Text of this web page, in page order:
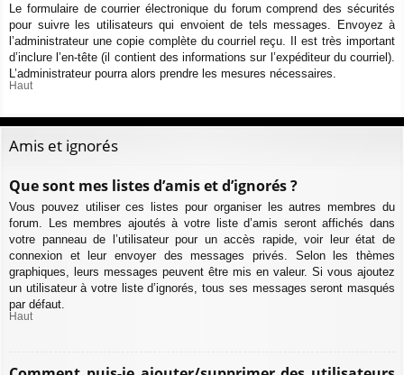
Le formulaire de courrier électronique du forum comprend des sécurités
pour suivre les utilisateurs qui envoient de tels messages. Envoyez à
l’administrateur une copie complète du courriel reçu. Il est très important
d’inclure l’en-tête (il contient des informations sur l’expéditeur du courriel).
L’administrateur pourra alors prendre les mesures nécessaires.
Haut
Amis et ignorés
Que sont mes listes d’amis et d’ignorés ?
Vous pouvez utiliser ces listes pour organiser les autres membres du
forum. Les membres ajoutés à votre liste d’amis seront affichés dans
votre panneau de l’utilisateur pour un accès rapide, voir leur état de
connexion et leur envoyer des messages privés. Selon les thèmes
graphiques, leurs messages peuvent être mis en valeur. Si vous ajoutez
un utilisateur à votre liste d’ignorés, tous ses messages seront masqués
par défaut.
Haut